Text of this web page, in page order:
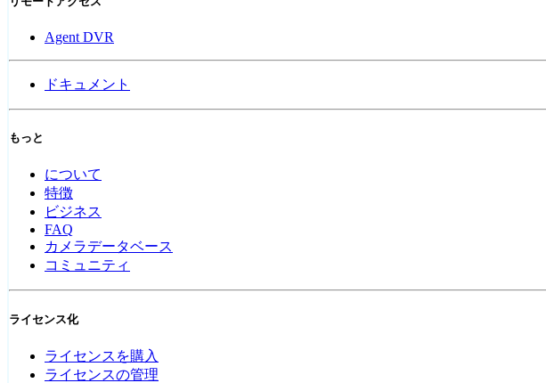
Agent DVR
ドキュメント
もっと
について
特徴
ビジネス
FAQ
カメラデータベース
コミュニティ
ライセンス化
ライセンスを購入
ライセンスの管理